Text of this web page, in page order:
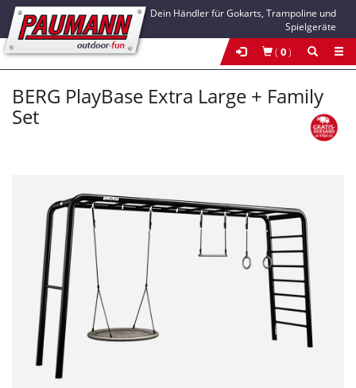
( 0)
Dein Händler für Gokarts, Trampoline und
Spielgeräte
BERG PlayBase Extra Large + Family
Set